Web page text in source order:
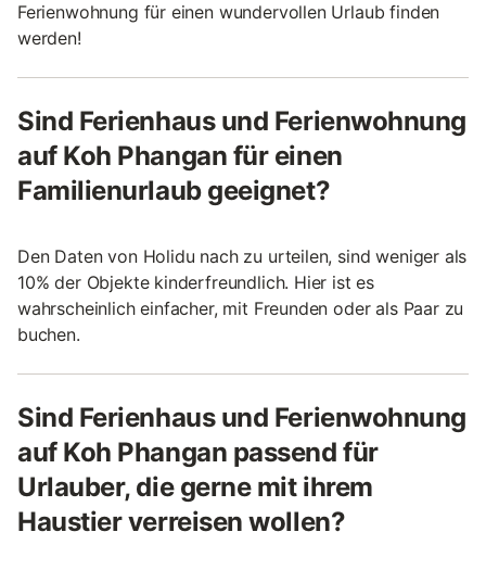
Ferienwohnung für einen wundervollen Urlaub finden
werden!
Sind Ferienhaus und Ferienwohnung
auf Koh Phangan für einen
Familienurlaub geeignet?
Den Daten von Holidu nach zu urteilen, sind weniger als
10% der Objekte kinderfreundlich. Hier ist es
wahrscheinlich einfacher, mit Freunden oder als Paar zu
buchen.
Sind Ferienhaus und Ferienwohnung
auf Koh Phangan passend für
Urlauber, die gerne mit ihrem
Haustier verreisen wollen?